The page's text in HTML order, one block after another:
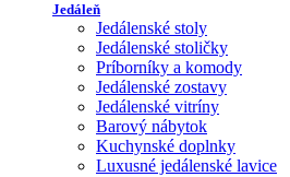
Jedáleň
Jedálenské stoly
Jedálenské stoličky
Príborníky a komody
Jedálenské zostavy
Jedálenské vitríny
Barový nábytok
Kuchynské doplnky
Luxusné jedálenské lavice